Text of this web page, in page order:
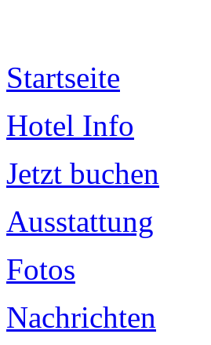
Startseite
Hotel Info
Jetzt buchen
Ausstattung
Fotos
Nachrichten